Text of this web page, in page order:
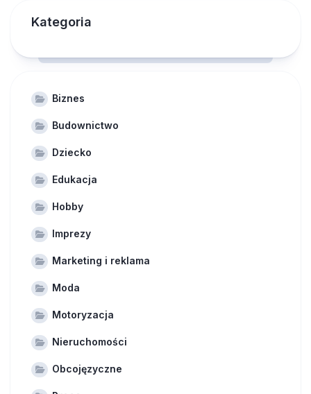
Kategoria
Biznes
Budownictwo
Dziecko
Edukacja
Hobby
Imprezy
Marketing i reklama
Moda
Motoryzacja
Nieruchomości
Obcojęzyczne